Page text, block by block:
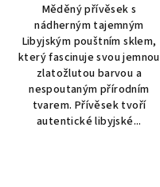
Měděný přívěsek s
nádherným tajemným
Libyjským pouštním sklem,
který fascinuje svou jemnou
zlatožlutou barvou a
nespoutaným přírodním
tvarem. Přívěsek tvoří
autentické libyjské...